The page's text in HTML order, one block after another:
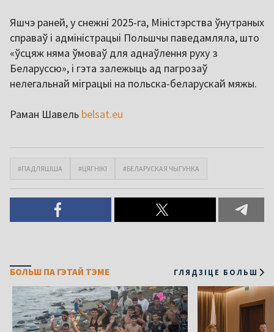
Яшчэ раней, у снежні 2025-га, Міністэрства ўнутраных
справаў і адміністрацыі Польшчы паведамляла, што
«ўсцяж няма ўмоваў для аднаўлення руху з
Беларуссю», і гэта залежыць ад пагрозаў
нелегальнай міграцыі на польска-беларускай мяжы.
Раман Шавель belsat.eu
#ПАДЛЯШША #ЦЯГНІКІ #БЕЛАРУСКАЯ ЧЫГУНКА
БОЛЬШ ПА ГЭТАЙ ТЭМЕ ГЛЯДЗІЦЕ БОЛЬШ